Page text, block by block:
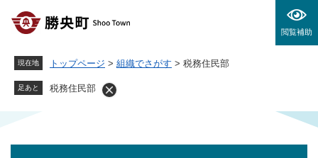
閲覧補助
現在地 トップページ > 組織でさがす > 税務住民部
足あと 税務住民部